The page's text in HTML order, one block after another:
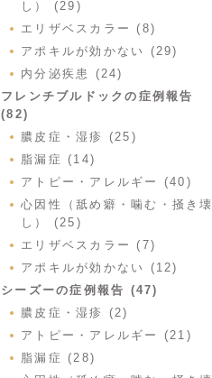
し） (29)
エリザベスカラー (8)
アポキルが効かない (29)
内分泌疾患 (24)
フレンチブルドックの症例報告
(82)
膿皮症・湿疹 (25)
脂漏症 (14)
アトピー・アレルギー (40)
心因性（舐め癖・噛む・掻き壊
し） (25)
エリザベスカラー (7)
アポキルが効かない (12)
シーズーの症例報告 (47)
膿皮症・湿疹 (2)
アトピー・アレルギー (21)
脂漏症 (28)